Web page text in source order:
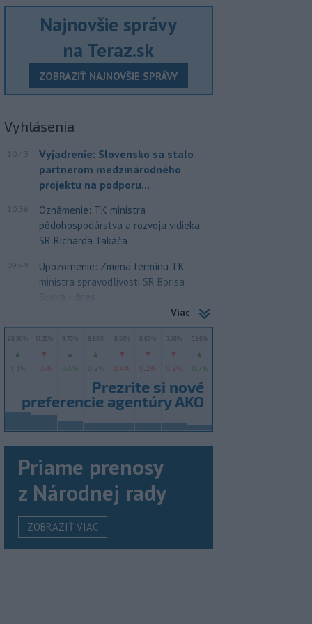
Najnovšie správy
na Teraz.sk
ZOBRAZIŤ NAJNOVŠIE SPRÁVY
Vyhlásenia
10:43
Vyjadrenie: Slovensko sa stalo
partnerom medzinárodného
projektu na podporu...
10:36
Oznámenie: TK ministra
pôdohospodárstva a rozvoja vidieka
SR Richarda Takáča
09:49
Upozornenie: Zmena termínu TK
ministra spravodlivosti SR Borisa
Suska - dnes
Viac
Priame prenosy
z Národnej rady
ZOBRAZIŤ VIAC